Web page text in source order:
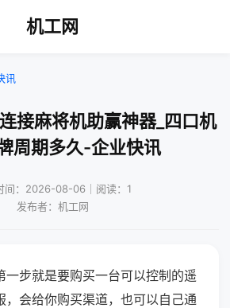
机工网
讯
接麻将机助赢神器_四口机
周期多久-企业快讯
间：2026-08-06｜阅读：1
发布者：机工网
一步就是要购买一台可以控制的遥
，会给你购买渠道，也可以自己通